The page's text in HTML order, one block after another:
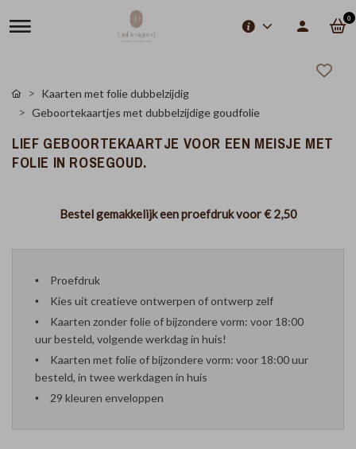
0
Kaarten met folie dubbelzijdig
Geboortekaartjes met dubbelzijdige goudfolie
LIEF GEBOORTEKAARTJE VOOR EEN MEISJE MET
FOLIE IN ROSEGOUD.
Bestel gemakkelijk een proefdruk voor€ 2,50
Proefdruk
Kies uit creatieve ontwerpen of ontwerp zelf
Kaarten zonder folie of bijzondere vorm: voor 18:00
uur besteld, volgende werkdag in huis!
Kaarten met folie of bijzondere vorm: voor 18:00 uur
besteld, in twee werkdagen in huis
29 kleuren enveloppen